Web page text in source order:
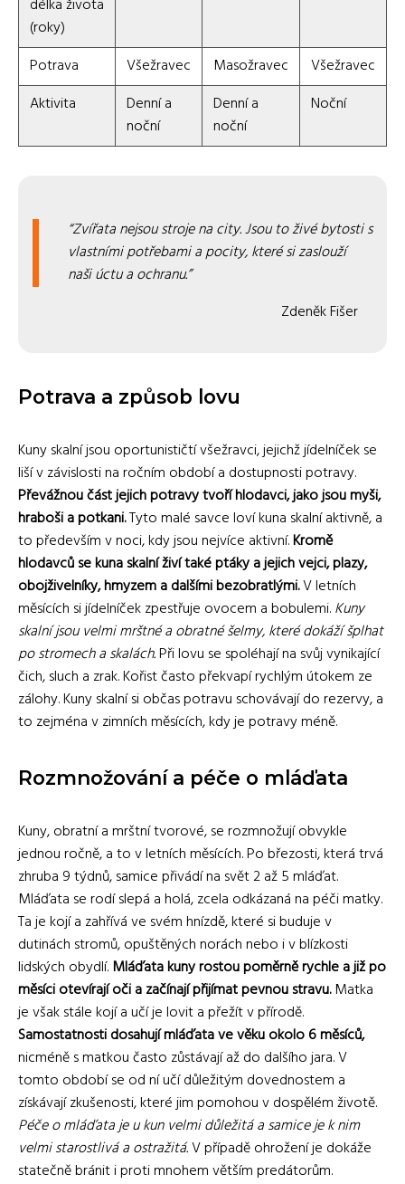
délka života
(roky)
Potrava
Všežravec Masožravec
Všežravec
Aktivita
Denní a
noční
Denní a
noční
Noční
Zvířata nejsou stroje na city. Jsou to živé bytosti s
vlastními potřebami a pocity, které si zaslouží
naši úctu a ochranu.
Zdeněk Fišer
Potrava a způsob lovu
Kuny skalní jsou oportunističtí všežravci, jejichž jídelníček se
liší v závislosti na ročním období a dostupnosti potravy.
Převážnou část jejich potravy tvoří hlodavci, jako jsou myši,
hraboši a potkani.Tyto malé savce loví kuna skalní aktivně, a
to především v noci, kdy jsou nejvíce aktivní.Kromě
hlodavců se kuna skalní živí také ptáky a jejich vejci, plazy,
obojživelníky, hmyzem a dalšími bezobratlými.V letních
měsících si jídelníček zpestřuje ovocem a bobulemi.Kuny
skalní jsou velmi mrštné a obratné šelmy, které dokáží šplhat
po stromech a skalách.Při lovu se spoléhají na svůj vynikající
čich, sluch a zrak. Kořist často překvapí rychlým útokem ze
zálohy. Kuny skalní si občas potravu schovávají do rezervy, a
to zejména v zimních měsících, kdy je potravy méně.
Rozmnožování a péče o mláďata
Kuny, obratní a mrštní tvorové, se rozmnožují obvykle
jednou ročně, a to v letních měsících. Po březosti, která trvá
zhruba 9 týdnů, samice přivádí na svět 2 až 5 mláďat.
Mláďata se rodí slepá a holá, zcela odkázaná na péči matky.
Ta je kojí a zahřívá ve svém hnízdě, které si buduje v
dutinách stromů, opuštěných norách nebo i v blízkosti
lidských obydlí.Mláďata kuny rostou poměrně rychle a již po
měsíci otevírají oči a začínají přijímat pevnou stravu.Matka
je však stále kojí a učí je lovit a přežít v přírodě.
Samostatnosti dosahují mláďata ve věku okolo 6 měsíců,
nicméně s matkou často zůstávají až do dalšího jara. V
tomto období se od ní učí důležitým dovednostem a
získávají zkušenosti, které jim pomohou v dospělém životě.
Péče o mláďata je u kun velmi důležitá a samice je k nim
velmi starostlivá a ostražitá.V případě ohrožení je dokáže
statečně bránit i proti mnohem větším predátorům.